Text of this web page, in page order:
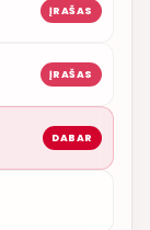
ĮRAŠAS
ĮRAŠAS
DABAR